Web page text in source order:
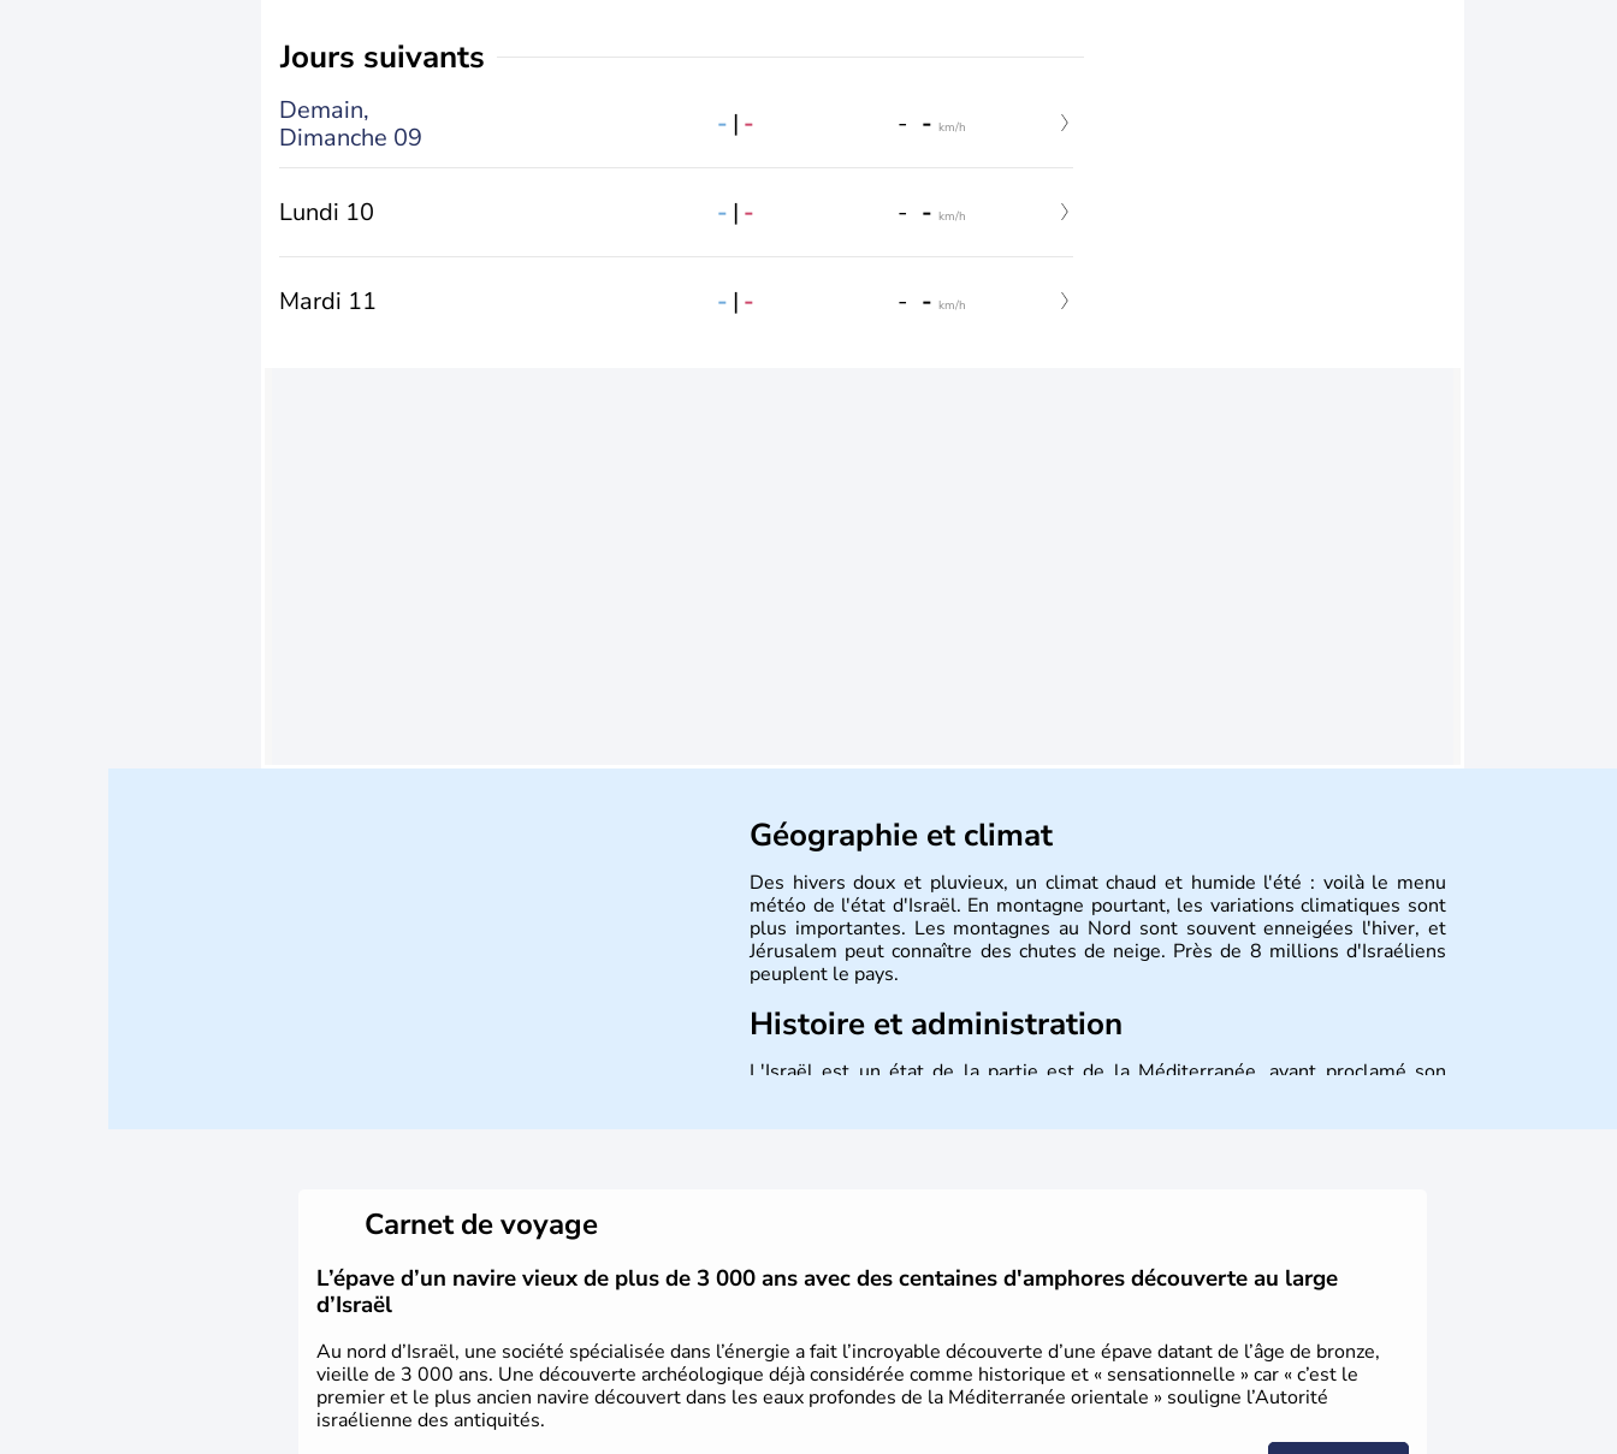
jours suivants
Demain,
Dimanche 09
- | - - - km/h
Lundi 10 - | - - - km/h
Mardi 11 - | - - - km/h
Géographie et climat
Des hivers doux et pluvieux, un climat chaud et humide l'été : voilà le menu
météo de l'état d'Israël. En montagne pourtant, les variations climatiques sont
plus importantes. Les montagnes au Nord sont souvent enneigées l'hiver, et
Jérusalem peut connaître des chutes de neige. Près de 8 millions d'Israéliens
peuplent le pays.
Histoire et administration
L'Israël est un état de la partie est de la Méditerranée, ayant proclamé son
Carnet de voyage
L’épave d’un navire vieux de plus de 3 000 ans avec des centaines d'amphores découverte au large
d’Israël
Au nord d’Israël, une société spécialisée dans l’énergie a fait l’incroyable découverte d’une épave datant de l’âge de bronze,
vieille de 3 000 ans. Une découverte archéologique déjà considérée comme historique et « sensationnelle » car « c’est le
premier et le plus ancien navire découvert dans les eaux profondes de la Méditerranée orientale » souligne l’Autorité
israélienne des antiquités.